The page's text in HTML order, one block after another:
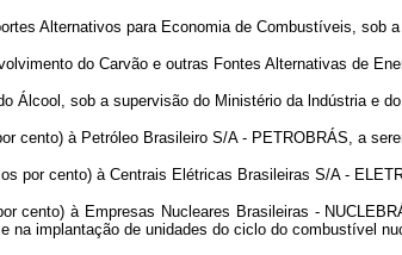
Alternativos para Economia de Combustíveis, sob
do Carvão e outras Fontes Alternativas de
Álcool, sob a supervisão do Ministério da lndústria e do
cento) à Petróleo Brasileiro S/A - PETROBRÁS, a
por cento) à Centrais Elétricas Brasileiras S/A -
cento) à Empresas Nucleares Brasileiras -
na implantação de unidades do ciclo do combustível